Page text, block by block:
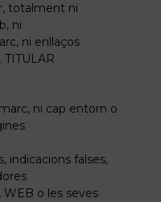
totalment ni
ni
ni enllaços
ni cap entorn o
indicacions falses,
WEB o les seves